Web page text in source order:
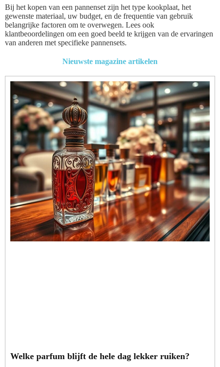
Bij het kopen van een pannenset zijn het type kookplaat, het
gewenste materiaal, uw budget, en de frequentie van gebruik
belangrijke factoren om te overwegen. Lees ook
klantbeoordelingen om een goed beeld te krijgen van de ervaringen
van anderen met specifieke pannensets.
Nieuwste magazine artikelen
Welke parfum blijft de hele dag lekker ruiken?